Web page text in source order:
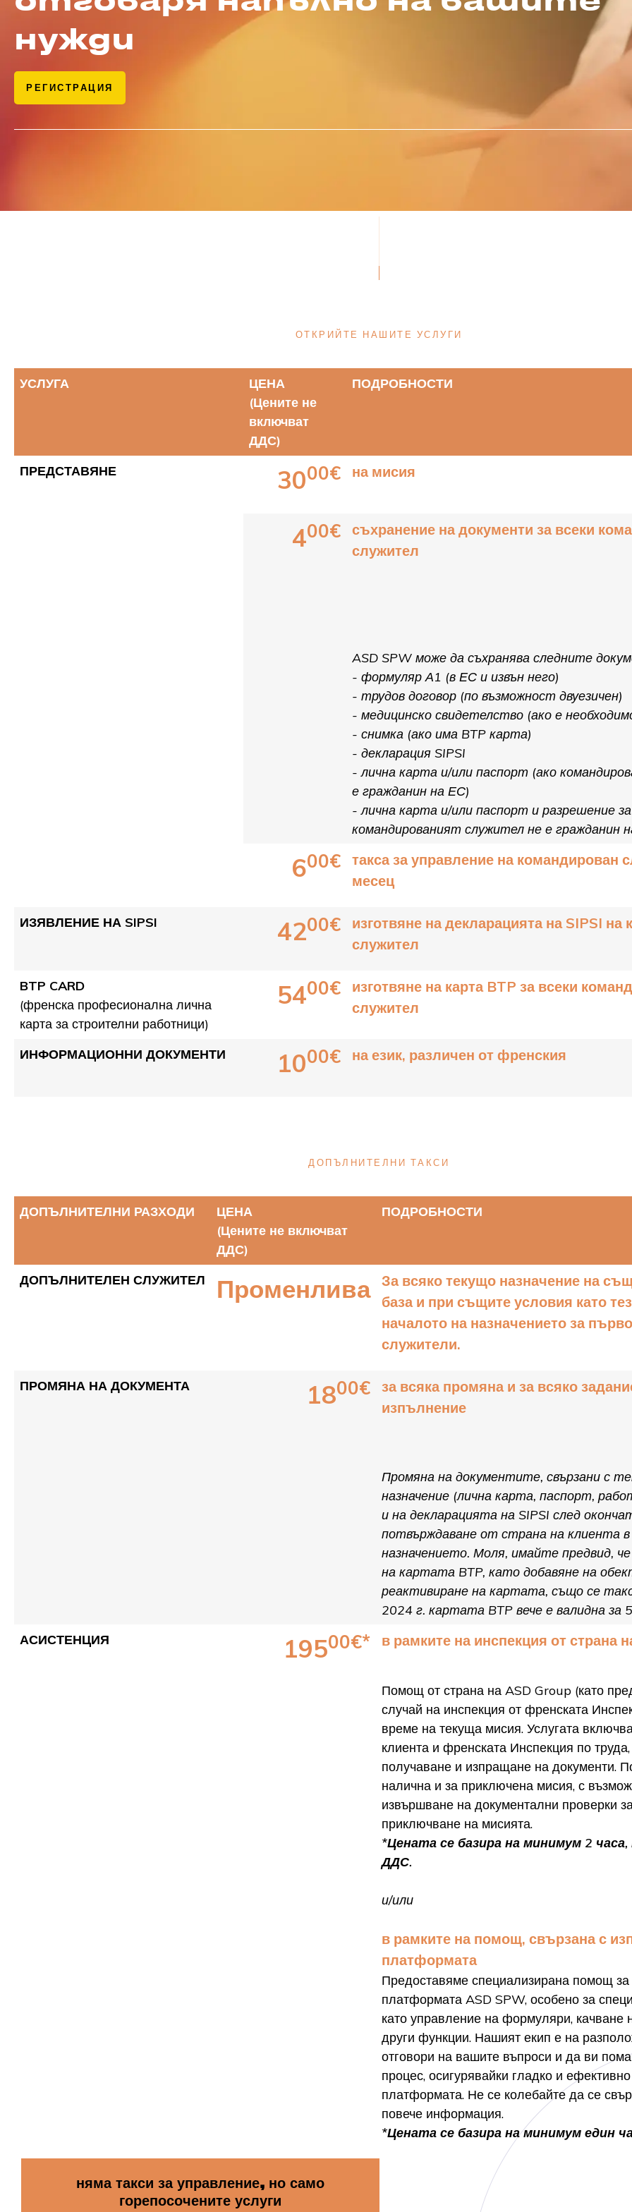
нужди
РЕГИСТРАЦИЯ
ОТКРИЙТЕ НАШИТЕ УСЛУГИ
УСЛУГА
ЦЕНА
(Цените не
включват
ДДС)
ПОДРОБНОСТИ
ПРЕДСТАВЯНЕ 3000€ на мисия
400€
съхранение на документи за всеки
служител
ASD SPW може да съхранява следните
- формуляр А1 (в ЕС и извън него)
- трудов договор (по възможност двуезичен)
- медицинско свидетелство (ако е
- снимка (ако има BTP карта)
- декларация SIPSI
- лична карта и/или паспорт (ако
е гражданин на ЕС)
- лична карта и/или паспорт и разрешение
командированият служител не е гражданин
600€
такса за управление на командирован
месец
ИЗЯВЛЕНИЕ НА SIPSI 4200€
изготвяне на декларацията на SIPSI на
служител
BTP CARD
(френска професионална лична
карта за строителни работници)
5400€
изготвяне на карта BTP за всеки
служител
ИНФОРМАЦИОННИ ДОКУМЕНТИ 1000€ на език, различен от френския
ДОПЪЛНИТЕЛНИ ТАКСИ
ДОПЪЛНИТЕЛНИ РАЗХОДИ
ЦЕНА
(Цените не включват
ДДС)
ПОДРОБНОСТИ
ДОПЪЛНИТЕЛЕН СЛУЖИТЕЛ Променлива
За всяко текущо назначение на
база и при същите условия като
началото на назначението за
служители.
ПРОМЯНА НА ДОКУМЕНТА 1800€
за всяка промяна и за всяко
изпълнение
Промяна на документите, свързани с
назначение (лична карта, паспорт,
и на декларацията на SIPSI след
потвърждаване от страна на клиента
назначението. Моля, имайте предвид,
на картата BTP, като добавяне на
реактивиране на картата, също се
2024 г. картата BTP вече е валидна за
АСИСТЕНЦИЯ
19500€* в рамките на инспекция от страна
Помощ от страна на ASD Group (като
случай на инспекция от френската
време на текуща мисия. Услугата
клиента и френската Инспекция по труда,
получаване и изпращане на документи.
налична и за приключена мисия, с
извършване на документални проверки
приключване на мисията.
*Цената се базира на минимум 2 часа,
ДДС.
и/или
в рамките на помощ, свързана с
платформата
Предоставяме специализирана помощ за
платформата ASD SPW, особено за
като управление на формуляри, качване
други функции. Нашият екип е на
отговори на вашите въпроси и да ви
процес, осигурявайки гладко и
платформата. Не се колебайте да се
повече информация.
*Цената се базира на минимум един
няма такси за управление, но само
горепосочените услуги